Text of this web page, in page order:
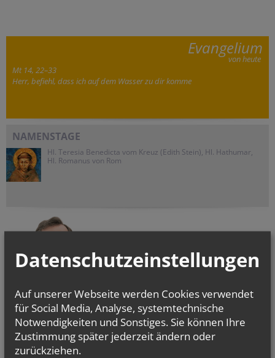
Evangelium
von heute
Mt 14, 22–33
Herr, befiehl, dass ich auf dem Wasser zu dir komme
NAMENSTAGE
Hl. Teresia Benedicta vom Kreuz (Edith Stein), Hl. Hathumar,
Hl. Romanus von Rom
ERZBISCHOF
GRÜNWIDL
Datenschutzeinstellungen
Auf unserer Webseite werden Cookies verwendet
für Social Media, Analyse, systemtechnische
Notwendigkeiten und Sonstiges. Sie können Ihre
Zustimmung später jederzeit ändern oder
zurückziehen.